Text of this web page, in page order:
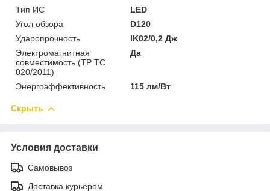
Тип ИС
LED
Угол обзора
D120
Ударопрочность
IK02/0,2 Дж
Электромагнитная
совместимость (ТР ТС
020/2011)
Да
Энергоэффективность 115 лм/Вт
Скрыть
Условия доставки
Самовывоз
Доставка курьером